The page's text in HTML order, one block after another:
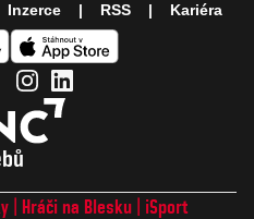
Hráči na Blesku
iSport
Inzerce RSS Kariéra